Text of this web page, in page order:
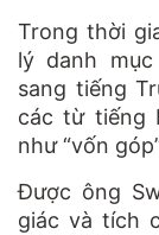
Trong thời
lý danh
sang tiếng
các từ tiếng
như “vốn
Được ông
giác và tích